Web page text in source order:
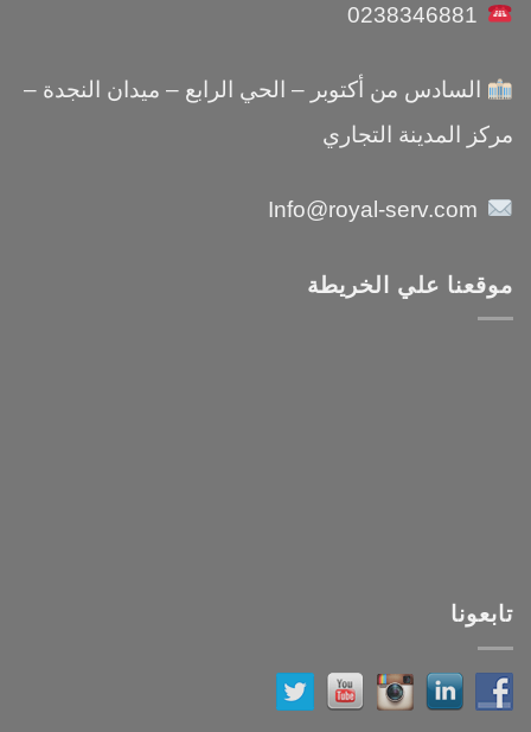
0238346881
السادس من أكتوبر – الحي الرابع – ميدان النجدة –
مركز المدينة التجاري
Info@royal-serv.com
موقعنا علي الخريطة
تابعونا